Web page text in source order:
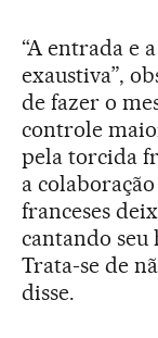
“A entrada e
exaustiva”,
de fazer o
controle
pela torcida
a
franceses
cantando
Trata-se de
disse.